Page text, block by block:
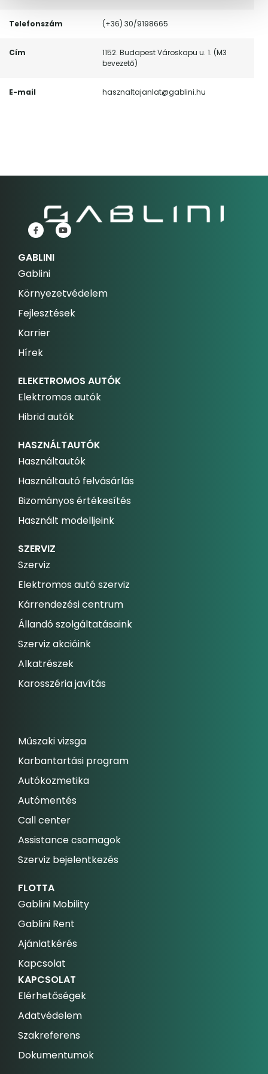
Telefonszám (+36) 30/9198665
Cím
1152. Budapest Városkapu u. 1. (M3
bevezető)
E-mail hasznaltajanlat@gablini.hu
GABLINI
Gablini
Környezetvédelem
Fejlesztések
Karrier
Hírek
ELEKETROMOS AUTÓK
Elektromos autók
Hibrid autók
HASZNÁLTAUTÓK
Használtautók
Használtautó felvásárlás
Bizományos értékesítés
Használt modelljeink
SZERVIZ
Szerviz
Elektromos autó szerviz
Kárrendezési centrum
Állandó szolgáltatásaink
Szerviz akcióink
Alkatrészek
Karosszéria javítás
Műszaki vizsga
Karbantartási program
Autókozmetika
Autómentés
Call center
Assistance csomagok
Szerviz bejelentkezés
FLOTTA
Gablini Mobility
Gablini Rent
Ajánlatkérés
Kapcsolat
KAPCSOLAT
Elérhetőségek
Adatvédelem
Szakreferens
Dokumentumok